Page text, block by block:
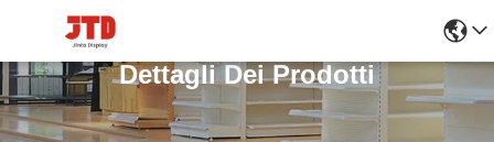
Dettagli Dei Prodotti